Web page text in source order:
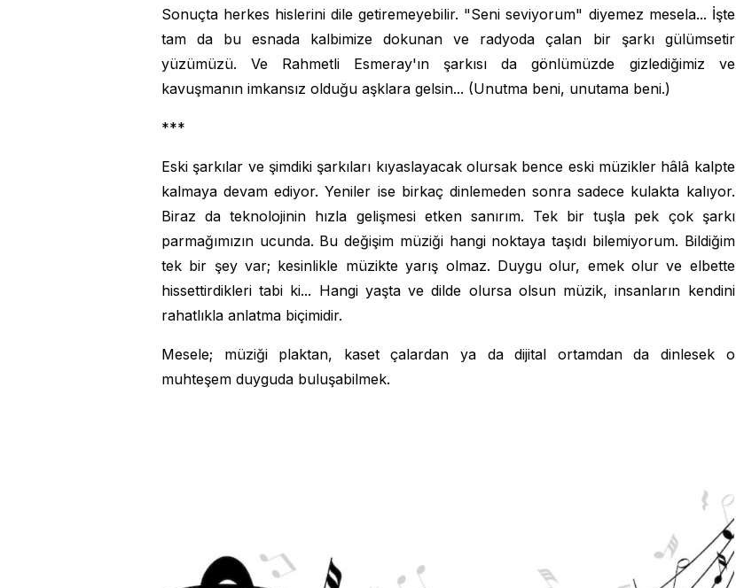
Sonuçta herkes hislerini dile getiremeyebilir. "Seni seviyorum" diyemez mesela... İşte
tam da bu esnada kalbimize dokunan ve radyoda çalan bir şarkı gülümsetir
yüzümüzü. Ve Rahmetli Esmeray'ın şarkısı da gönlümüzde gizlediğimiz ve
kavuşmanın imkansız olduğu aşklara gelsin... (Unutma beni, unutama beni.)
***
Eski şarkılar ve şimdiki şarkıları kıyaslayacak olursak bence eski müzikler hâlâ kalpte
kalmaya devam ediyor. Yeniler ise birkaç dinlemeden sonra sadece kulakta kalıyor.
Biraz da teknolojinin hızla gelişmesi etken sanırım. Tek bir tuşla pek çok şarkı
parmağımızın ucunda. Bu değişim müziği hangi noktaya taşıdı bilemiyorum. Bildiğim
tek bir şey var; kesinlikle müzikte yarış olmaz. Duygu olur, emek olur ve elbette
hissettirdikleri tabi ki... Hangi yaşta ve dilde olursa olsun müzik, insanların kendini
rahatlıkla anlatma biçimidir.
Mesele; müziği plaktan, kaset çalardan ya da dijital ortamdan da dinlesek o
muhteşem duyguda buluşabilmek.